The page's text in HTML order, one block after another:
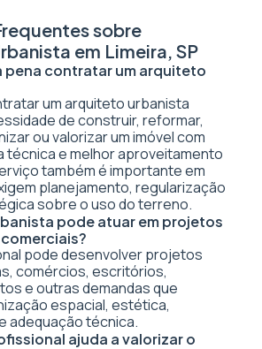
sobre
em Limeira, SP
pena contratar um arquiteto
um arquiteto urbanista
de construir, reformar,
ou valorizar um imóvel com
técnica e melhor aproveitamento
também é importante em
planejamento, regularização
sobre o uso do terreno.
pode atuar em projetos
pode desenvolver projetos
comércios, escritórios,
e outras demandas que
espacial, estética,
adequação técnica.
ajuda a valorizar o